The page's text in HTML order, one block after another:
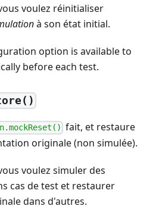
voulez réinitialiser
à son état initial.
option is available to
before each test.
fait, et restaure
originale (non simulée).
voulez simuler des
cas de test et restaurer
dans d'autres.